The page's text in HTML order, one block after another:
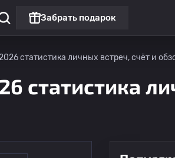
Забрать подарок
статистика личных встреч, счёт и
статистика